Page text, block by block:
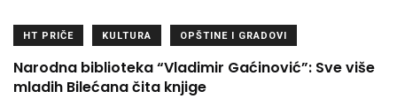
HT PRIČE KULTURA OPŠTINE I GRADOVI
Narodna biblioteka “Vladimir Gaćinović”: Sve više
mladih Bilećana čita knjige